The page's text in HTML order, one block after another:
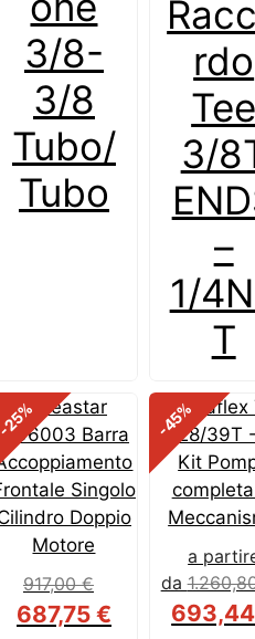
3/8-
3/8
Tubo/
Tubo
rdo
3/
–
1/
T
-25
%
917,00€
Il
687,75 €Il
-45
%
a
da